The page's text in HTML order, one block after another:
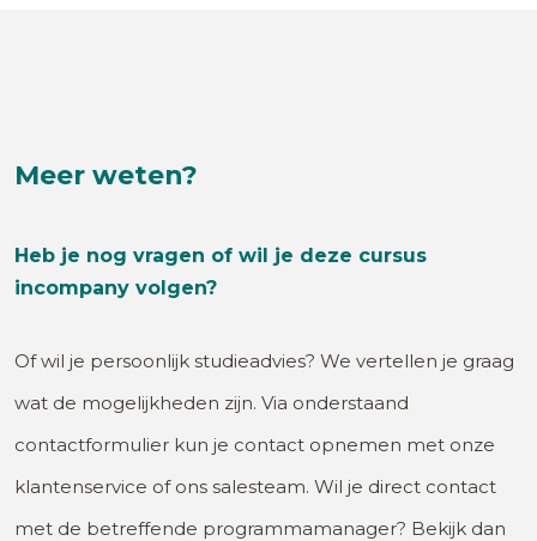
Meer weten?
Heb je nog vragen of wil je deze cursus
incompany volgen?
Of wil je persoonlijk studieadvies? We vertellen je graag
wat de mogelijkheden zijn. Via onderstaand
contactformulier kun je contact opnemen met onze
klantenservice of ons salesteam. Wil je direct contact
met de betreffende programmamanager? Bekijk dan